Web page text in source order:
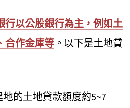
行以公股銀行為主，例如土
合作金庫等 。以下是土地貸
地的土地貸款額度約5~7